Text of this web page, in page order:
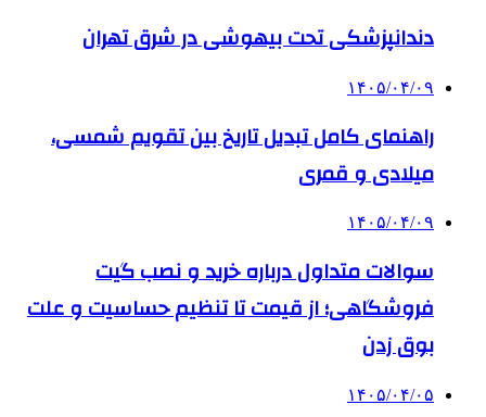
دندانپزشکی تحت بیهوشی در شرق تهران
۱۴۰۵/۰۴/۰۹
راهنمای کامل تبدیل تاریخ بین تقویم شمسی،
میلادی و قمری
۱۴۰۵/۰۴/۰۹
سوالات متداول درباره خرید و نصب گیت
فروشگاهی؛ از قیمت تا تنظیم حساسیت و علت
بوق زدن
۱۴۰۵/۰۴/۰۵